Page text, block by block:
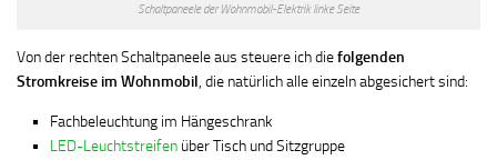
Schaltpaneele der Wohnmobil-Elektrik linke Seite
Von der rechten Schaltpaneele aus steuere ich diefolgenden
Stromkreise im Wohnmobil, die natürlich alle einzeln abgesichert sind:
Fachbeleuchtung im Hängeschrank
LED-Leuchtstreifen über Tisch und Sitzgruppe